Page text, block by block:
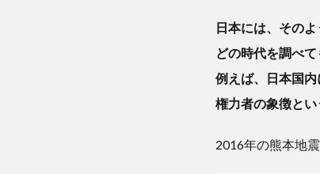
日本には、そのよ
どの時代を調べ
例えば、日本国
権力者の象徴と
2016年の熊本地